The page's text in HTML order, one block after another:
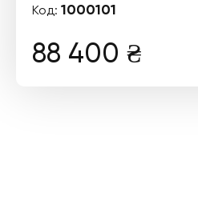
Код: 1000101
88 400 ₴